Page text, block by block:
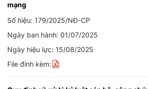
mạng
Số hiệu: 179/2025/NĐ-CP
Ngày ban hành: 01/07/2025
Ngày hiệu lực: 15/08/2025
File đính kèm: